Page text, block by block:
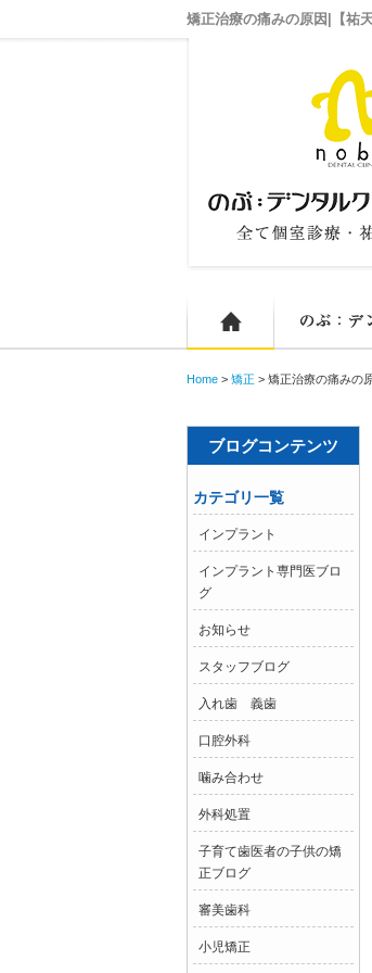
矯正治療の痛みの原因|【祐
Home > 矯正 > 矯正治療の痛みの
ブログコンテンツ
カテゴリ一覧
インプラント
インプラント専門医ブロ
グ
お知らせ
スタッフブログ
入れ歯 義歯
口腔外科
噛み合わせ
外科処置
子育て歯医者の子供の矯
正ブログ
審美歯科
小児矯正